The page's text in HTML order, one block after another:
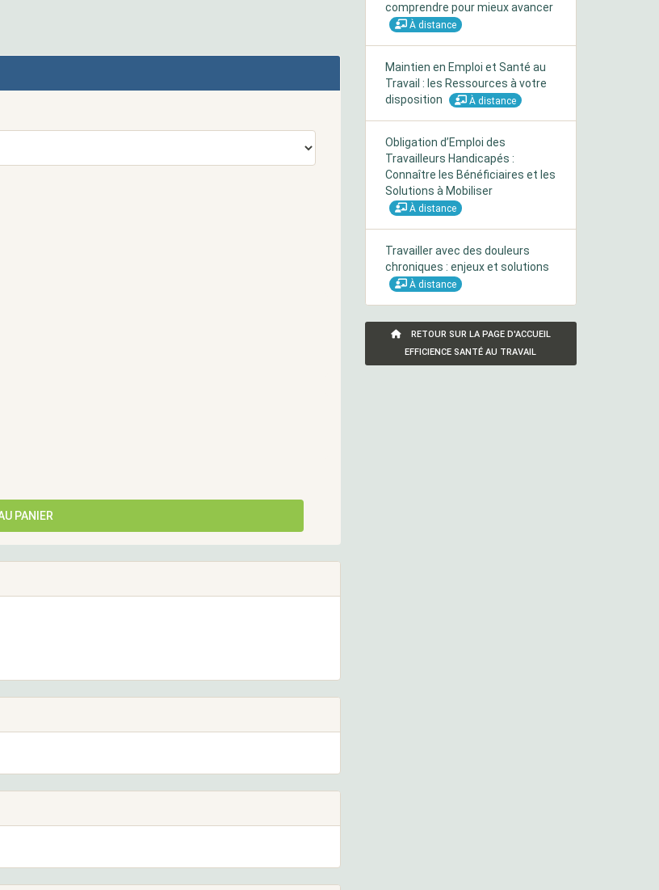
PANIER
comprendre pour mieux avancer
À distance
Maintien en Emploi et Santé au
Travail : les Ressources à votre
disposition
À distance
Obligation d’Emploi des
Travailleurs Handicapés :
Connaître les Bénéficiaires et les
Solutions à Mobiliser
À distance
Travailler avec des douleurs
chroniques : enjeux et solutions
À distance
RETOUR SUR LA PAGE D'ACCUEIL
EFFICIENCE SANTÉ AU TRAVAIL